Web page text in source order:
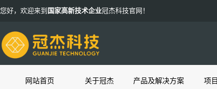
您好，欢迎来到 国家高新技术企业冠杰科技官网！
网站首页 关于冠杰 产品及解决方案 项